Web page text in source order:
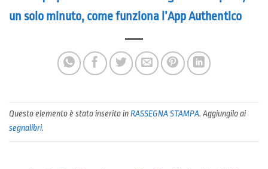
un solo minuto, come funziona l’App Authentico
Questo elemento è stato inserito inRASSEGNA STAMPA. Aggiungilo ai
segnalibri.